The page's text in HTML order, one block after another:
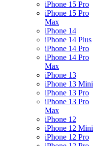
iPhone 15 Pro
iPhone 15 Pro
Max
iPhone 14
iPhone 14 Plus
iPhone 14 Pro
iPhone 14 Pro
Max
iPhone 13
iPhone 13 Mini
iPhone 13 Pro
iPhone 13 Pro
Max
iPhone 12
iPhone 12 Mini
iPhone 12 Pro